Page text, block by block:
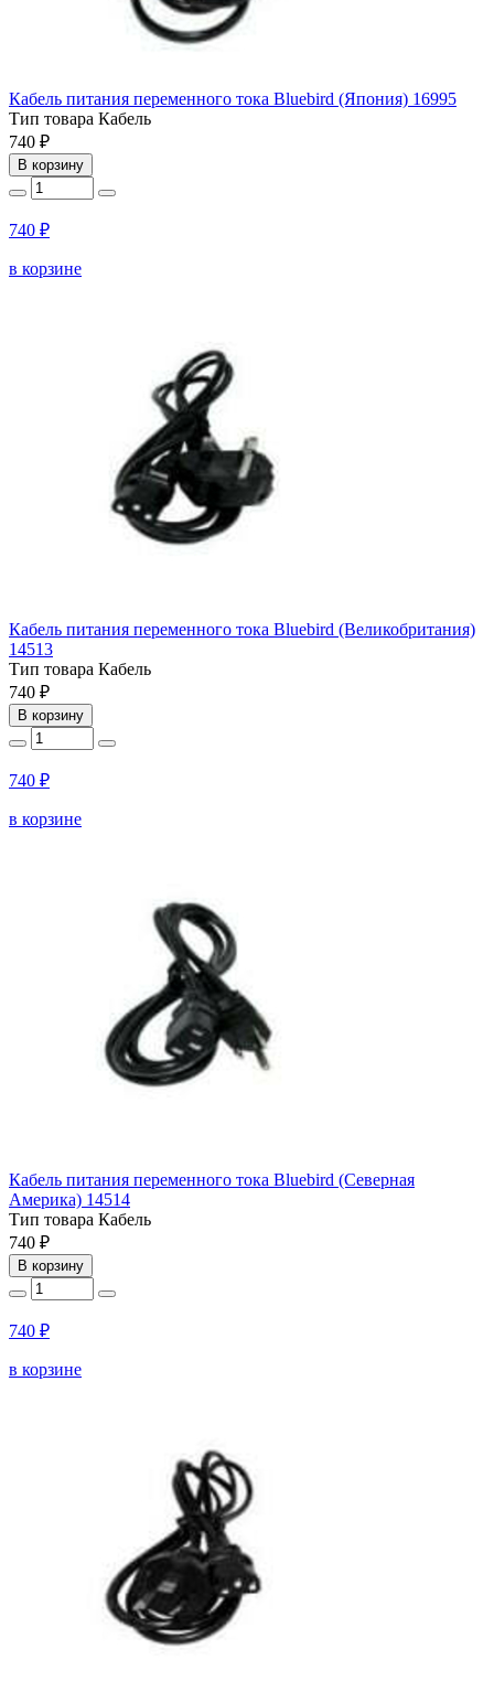
Кабель питания переменного тока Bluebird (Япония) 16995
Тип товара Кабель
740 ₽
В корзину
740 ₽
в корзине
Кабель питания переменного тока Bluebird (Великобритания)
14513
Тип товара Кабель
740 ₽
В корзину
740 ₽
в корзине
Кабель питания переменного тока Bluebird (Северная
Америка) 14514
Тип товара Кабель
740 ₽
В корзину
740 ₽
в корзине